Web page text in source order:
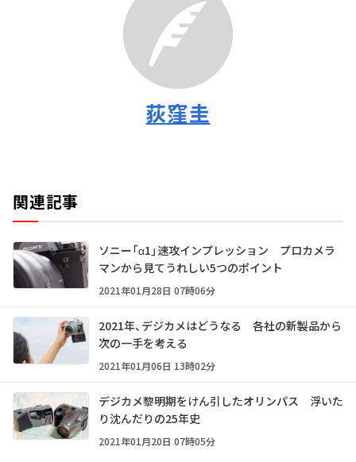
荻窪圭
関連記事
ソニー「α1」速攻インプレッション プロカメラ
マンから見てうれしい5つのポイント
2021年01月28日 07時06分
2021年、デジカメはどうなる 各社の新製品から
次の一手を考える
2021年01月06日 13時02分
デジカメ黎明期をけん引したオリンパス 浮いた
り沈んだりの25年史
2021年01月20日 07時05分